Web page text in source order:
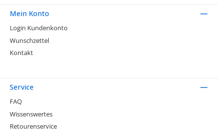
Mein Konto
Login Kundenkonto
Wunschzettel
Kontakt
Service
FAQ
Wissenswertes
Retourenservice